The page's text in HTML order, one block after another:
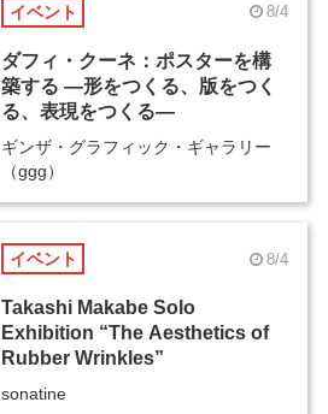
イベント 8/4
ダフィ・クーネ：ポスターを構
築する ―形をつくる、版をつく
る、表現をつくる―
ギンザ・グラフィック・ギャラリー
（ggg）
イベント 8/4
Takashi Makabe Solo
Exhibition “The Aesthetics of
Rubber Wrinkles”
sonatine